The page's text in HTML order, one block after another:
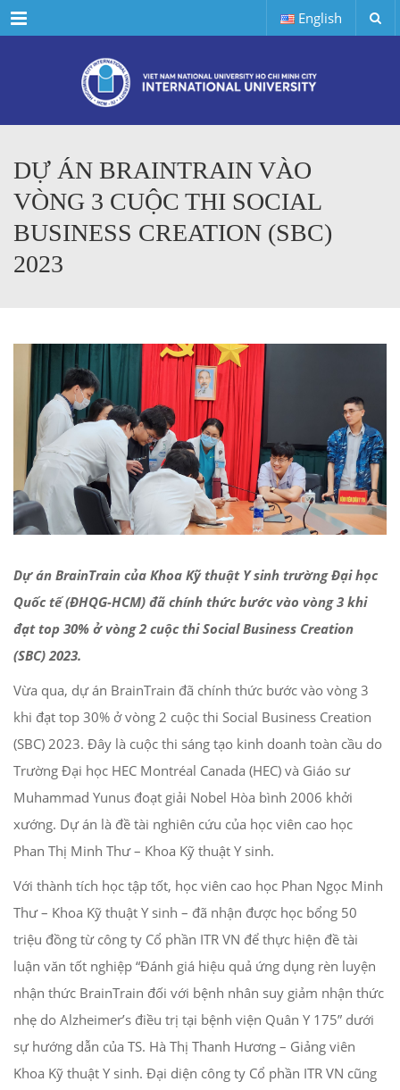
Menu English
DỰ ÁN BRAINTRAIN VÀO
VÒNG 3 CUỘC THI SOCIAL
BUSINESS CREATION (SBC)
2023
Dự án BrainTrain của Khoa Kỹ thuật Y sinh trường Đại học
Quốc tế (ĐHQG-HCM) đã chính thức bước vào vòng 3 khi
đạt top 30% ở vòng 2 cuộc thi Social Business Creation
(SBC) 2023.
Vừa qua, dự án BrainTrain đã chính thức bước vào vòng 3
khi đạt top 30% ở vòng 2 cuộc thi Social Business Creation
(SBC) 2023. Đây là cuộc thi sáng tạo kinh doanh toàn cầu do
Trường Đại học HEC Montréal Canada (HEC) và Giáo sư
Muhammad Yunus đoạt giải Nobel Hòa bình 2006 khởi
xướng. Dự án là đề tài nghiên cứu của học viên cao học
Phan Thị Minh Thư – Khoa Kỹ thuật Y sinh.
Với thành tích học tập tốt, học viên cao học Phan Ngọc Minh
Thư – Khoa Kỹ thuật Y sinh – đã nhận được học bổng 50
triệu đồng từ công ty Cổ phần ITR VN để thực hiện đề tài
luận văn tốt nghiệp “Đánh giá hiệu quả ứng dụng rèn luyện
nhận thức BrainTrain đối với bệnh nhân suy giảm nhận thức
nhẹ do Alzheimer’s điều trị tại bệnh viện Quân Y 175” dưới
sự hướng dẫn của TS. Hà Thị Thanh Hương – Giảng viên
Khoa Kỹ thuật Y sinh. Đại diện công ty Cổ phần ITR VN cũng